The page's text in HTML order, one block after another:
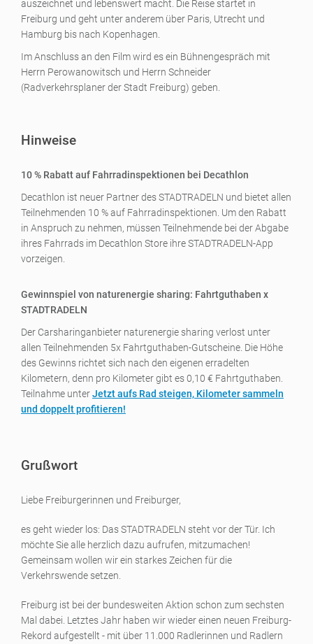
auszeichnet und lebenswert macht. Die Reise startet in
Freiburg und geht unter anderem über Paris, Utrecht und
Hamburg bis nach Kopenhagen.
Im Anschluss an den Film wird es ein Bühnengespräch mit
Herrn Perowanowitsch und Herrn Schneider
(Radverkehrsplaner der Stadt Freiburg) geben.
Hinweise
10 % Rabatt auf Fahrradinspektionen bei Decathlon
Decathlon ist neuer Partner des STADTRADELN und bietet allen
Teilnehmenden 10 % auf Fahrradinspektionen. Um den Rabatt
in Anspruch zu nehmen, müssen Teilnehmende bei der Abgabe
ihres Fahrrads im Decathlon Store ihre STADTRADELN-App
vorzeigen.
Gewinnspiel von naturenergie sharing: Fahrtguthaben x
STADTRADELN
Der Carsharinganbieter naturenergie sharing verlost unter
allen Teilnehmenden 5x Fahrtguthaben-Gutscheine. Die Höhe
des Gewinns richtet sich nach den eigenen erradelten
Kilometern, denn pro Kilometer gibt es 0,10 € Fahrtguthaben.
Teilnahme unterJetzt aufs Rad steigen, Kilometer sammeln
und doppelt profitieren!
Grußwort
Liebe Freiburgerinnen und Freiburger,
es geht wieder los: Das STADTRADELN steht vor der Tür. Ich
möchte Sie alle herzlich dazu aufrufen, mitzumachen!
Gemeinsam wollen wir ein starkes Zeichen für die
Verkehrswende setzen.
Freiburg ist bei der bundesweiten Aktion schon zum sechsten
Mal dabei. Letztes Jahr haben wir wieder einen neuen Freiburg-
Rekord aufgestellt - mit über 11.000 Radlerinnen und Radlern